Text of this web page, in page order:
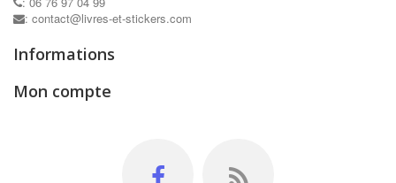
: contact@livres-et-stickers.com
Informations
Mon compte